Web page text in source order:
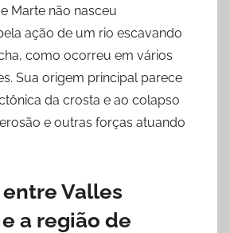
Marte não nasceu
ação de um rio escavando
como ocorreu em vários
Sua origem principal parece
da crosta e ao colapso
e outras forças atuando
Valles
a região de